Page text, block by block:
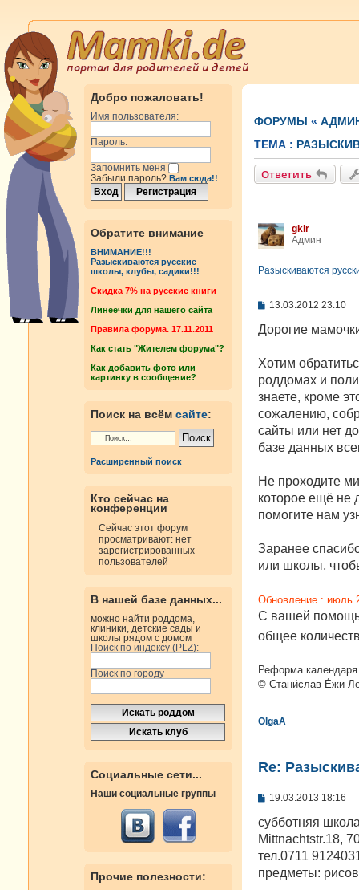
Добро пожаловать!
Имя пользователя:
Пароль:
Запомнить меня
Забыли пароль? Вам сюда!!
Обратите внимание
ВНИМАНИЕ!!!
Разыскиваются русские
школы, клубы, садики!!!
Cкидка 7% на русские книги
Линеечки для нашего сайта
Правила форума. 17.11.2011
Как стать "Жителем форума"?
Как добавить фото или
картинку в сообщение?
Поиск на всём сайте:
Расширенный поиск
Кто сейчас на
конференции
Сейчас этот форум
просматривают: нет
зарегистрированных
пользователей
В нашей базе данных...
можно найти роддома,
клиники, детские сады и
школы рядом с домом
Поиск по индексу (PLZ):
Поиск по городу
Социальные сети...
Наши социальные группы
Прочие полезности:
ФОРУМЫ «
ТЕМА :
Ответить
gkir
Админ
Разыскиваются
С
о
б
е
и
е
13.03.2012 23:10
Дорогие
Хотим
роддомах и
знаете, кроме
сожалению,
сайты или нет
базе данных
Не проходите
которое ещё не
помогите нам
Заранее
или школы,
Обновление : июль
С вашей
общее
Реформа
© Стани́слав Е́жи
OlgaA
Re:
С
о
б
щ
е
и
19.03.2013 18:16
субботняя
Mittnachtstr.18,
тел.0711
предметы: